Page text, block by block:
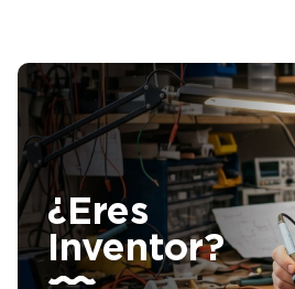
mano con las nuevas
resistentes como la fibra,
de led de manera interna;
resultado un arco atractivo
nueva integrada en el diseño. Si eres
Empresario/inversor esta es tu
Puedes invertir en proyectos
que adelantar dinero. Si
de esta patente, llámanos o
Whatsapp al +34 623 30 88
es
accesibles, cercanos y damos
facilidades a empresarios e
¿Eres
Inventor?